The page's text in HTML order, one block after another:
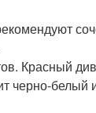
Красный
черно-белый